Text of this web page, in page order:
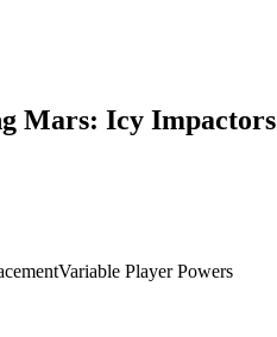
Mars: Icy
Variable Player Powers